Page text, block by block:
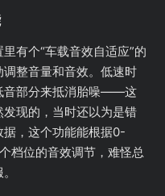
有个“车载音效自适应”的
整音量和音效。低速时
音部分来抵消胎噪——这
现的，当时还以为是错
，这个功能能根据0-
档位的音效调节，难怪总